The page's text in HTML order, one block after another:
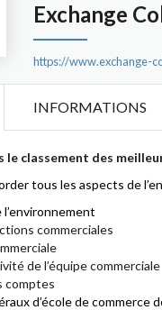
Exchange
https://www.exchange-
INFORMATIONS
le classement des
tous les aspects de
commerciales
de l’équipe commerciale
comptes
d’école de commerce